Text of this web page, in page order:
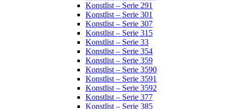
Konstlist – Serie 291
Konstlist – Serie 301
Konstlist – Serie 307
Konstlist – Serie 315
Konstlist – Serie 33
Konstlist – Serie 354
Konstlist – Serie 359
Konstlist – Serie 3590
Konstlist – Serie 3591
Konstlist – Serie 3592
Konstlist – Serie 377
Konstlist – Serie 385